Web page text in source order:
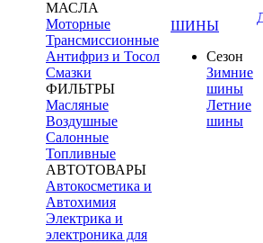
МАСЛА
Моторные
Трансмиссионные
Антифриз и Тосол
Смазки
ФИЛЬТРЫ
Масляные
Воздушные
Салонные
Топливные
АВТОТОВАРЫ
Автокосметика и
Автохимия
Электрика и
электроника для
ШИНЫ
Сезон
Зимние
шины
Летние
шины